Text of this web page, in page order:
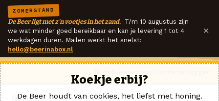
ZOMERSTAND
De Beer ligt met z'n voetjes in het zand. T/m 10 augustus zijn
we wat minder goed bereikbaar en kan je levering 1 tot 4
werkdagen duren. Mailen werkt het snelst:
hello@beerinabox.nl
×
Koekje erbij?
De Beer houdt van cookies, het liefst met honing.